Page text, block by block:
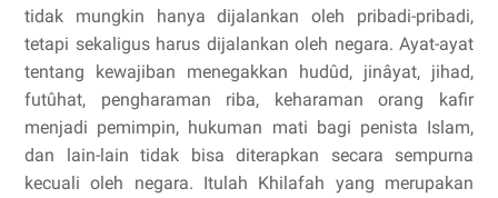
tidak mungkin hanya dijalankan oleh pribadi-pribadi,
tetapi sekaligus harus dijalankan oleh negara. Ayat-ayat
tentang kewajiban menegakkan hudûd, jinâyat, jihad,
futûhat, pengharaman riba, keharaman orang kafir
menjadi pemimpin, hukuman mati bagi penista Islam,
dan lain-lain tidak bisa diterapkan secara sempurna
kecuali oleh negara. Itulah Khilafah yang merupakan